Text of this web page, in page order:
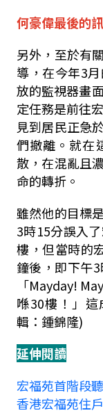
何豪偉最後的
另外，至於有
導，在今年3
放的監視器畫
定任務是前往
見到居民正急
們撤離。就在
散，在混亂且
命的轉折。
雖然他的目標
3時15分誤入
樓，但當時的
鐘後，即下午
「Mayday!
喺30樓！」
輯：鍾錦隆)
延伸閱讀
宏福苑首階段
香港宏福苑住